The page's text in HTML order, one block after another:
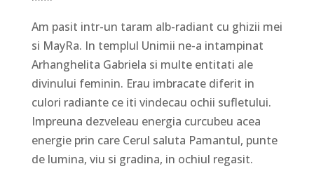
Am pasit intr-un taram alb-radiant cu ghizii mei
si MayRa. In templul Unimii ne-a intampinat
Arhanghelita Gabriela si multe entitati ale
divinului feminin. Erau imbracate diferit in
culori radiante ce iti vindecau ochii sufletului.
Impreuna dezveleau energia curcubeu acea
energie prin care Cerul saluta Pamantul, punte
de lumina, viu si gradina, in ochiul regasit.